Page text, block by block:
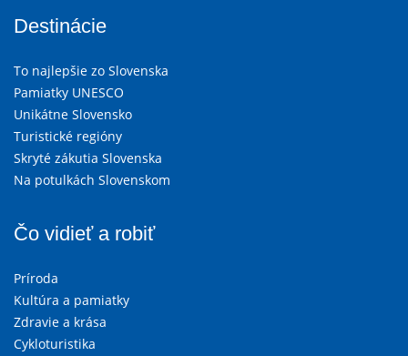
Destinácie
To najlepšie zo Slovenska
Pamiatky UNESCO
Unikátne Slovensko
Turistické regióny
Skryté zákutia Slovenska
Na potulkách Slovenskom
Čo vidieť a robiť
Príroda
Kultúra a pamiatky
Zdravie a krása
Cykloturistika